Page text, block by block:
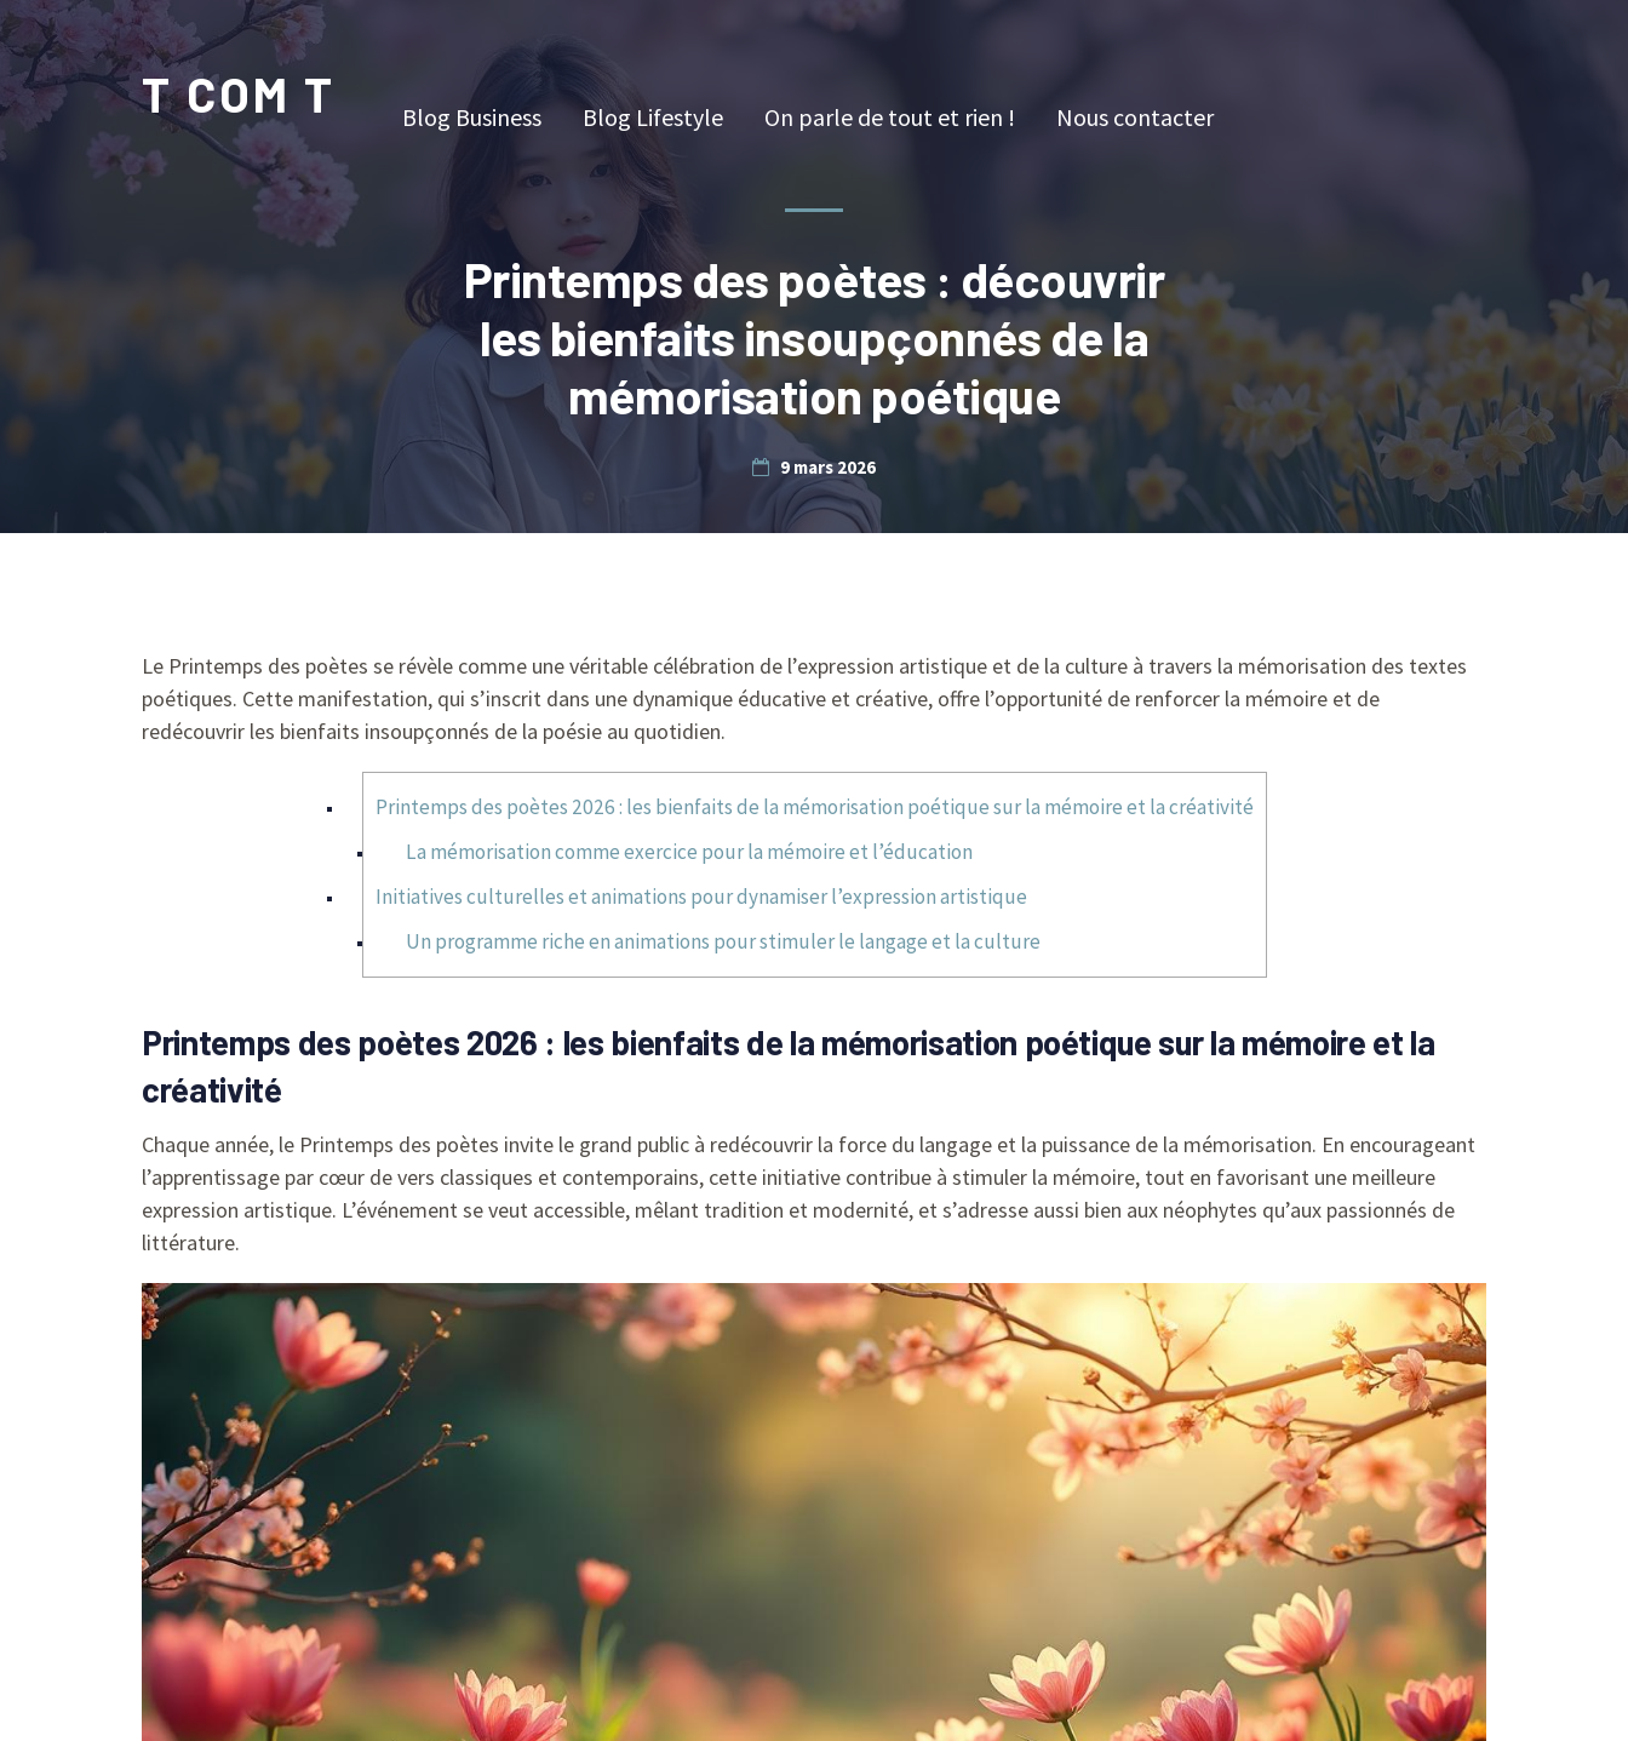
T COM T Blog Business Blog Lifestyle On parle de tout et rien ! Nous contacter
Printemps des poètes : découvrir
les bienfaits insoupçonnés de la
mémorisation poétique
9 mars 2026
Le Printemps des poètes se révèle comme une véritable célébration de l’expression artistique et de la culture à travers la mémorisation des textes
poétiques. Cette manifestation, qui s’inscrit dans une dynamique éducative et créative, offre l’opportunité de renforcer la mémoire et de
redécouvrir les bienfaits insoupçonnés de la poésie au quotidien.
Printemps des poètes 2026 : les bienfaits de la mémorisation poétique sur la mémoire et la créativité
La mémorisation comme exercice pour la mémoire et l’éducation
Initiatives culturelles et animations pour dynamiser l’expression artistique
Un programme riche en animations pour stimuler le langage et la culture
Printemps des poètes 2026 : les bienfaits de la mémorisation poétique sur la mémoire et la
créativité
Chaque année, le Printemps des poètes invite le grand public à redécouvrir la force du langage et la puissance de la mémorisation. En encourageant
l’apprentissage par cœur de vers classiques et contemporains, cette initiative contribue à stimuler la mémoire, tout en favorisant une meilleure
expression artistique. L’événement se veut accessible, mêlant tradition et modernité, et s’adresse aussi bien aux néophytes qu’aux passionnés de
littérature.